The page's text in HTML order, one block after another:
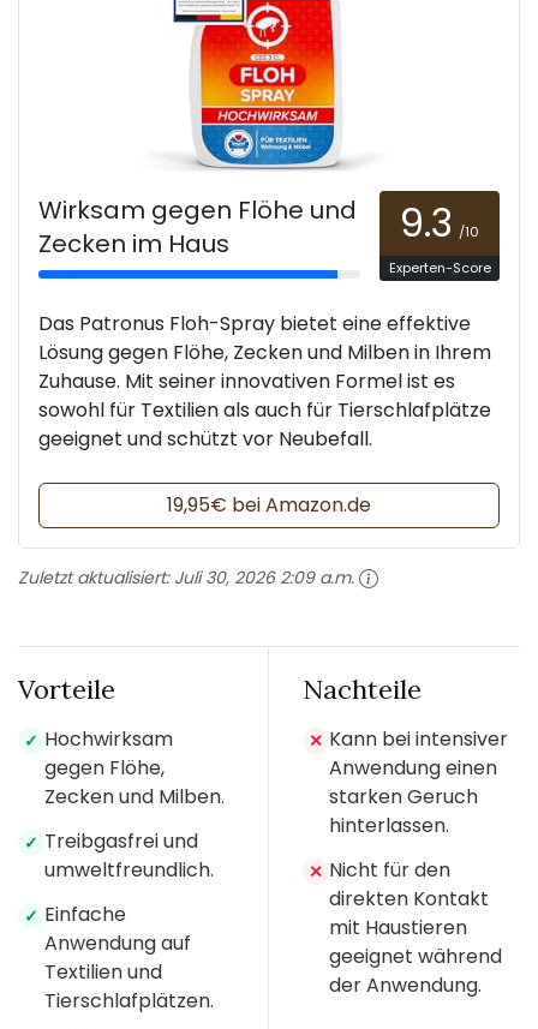
Wirksam gegen Flöhe und
Zecken im Haus
9.3 /10
Experten-Score
Das Patronus Floh-Spray bietet eine effektive
Lösung gegen Flöhe, Zecken und Milben in Ihrem
Zuhause. Mit seiner innovativen Formel ist es
sowohl für Textilien als auch für Tierschlafplätze
geeignet und schützt vor Neubefall.
19,95€ bei Amazon.de
Zuletzt aktualisiert: Juli 30, 2026 2:09 a.m.
Vorteile
✓ Hochwirksam
gegen Flöhe,
Zecken und Milben.
✓ Treibgasfrei und
umweltfreundlich.
✓ Einfache
Anwendung auf
Textilien und
Tierschlafplätzen.
Nachteile
✕ Kann bei intensiver
Anwendung einen
starken Geruch
hinterlassen.
✕ Nicht für den
direkten Kontakt
mit Haustieren
geeignet während
der Anwendung.